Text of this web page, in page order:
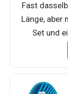
Fast
Länge, aber
Set und